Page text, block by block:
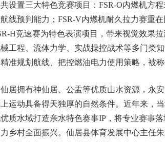
置三大特色竞赛项目：FSR-O内燃机方程
线预判能力；FSR-V内燃机耐久拉力赛重
H竞速赛为特色表演项目，带来视觉效果
工程、流体力学、实战操控战术等多门类
准规划航线、把控燃油电力使用策略，被称
拥有神仙居、公盂等优质山水资源，永安
运动具备得天独厚的自然条件。近年来，
质水域打造亲水特色赛事IP，将专业赛事
乡村全面振兴。仙居县体育发展中心主任